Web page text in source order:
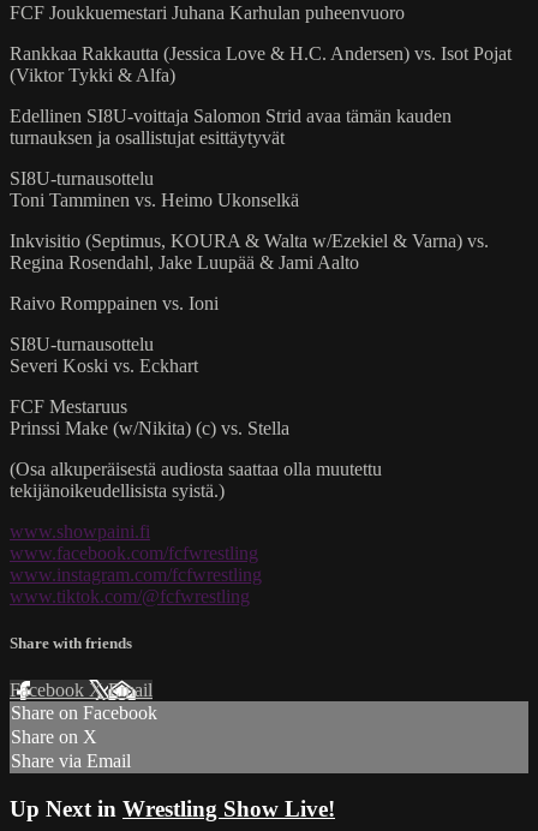
FCF Joukkuemestari Juhana Karhulan puheenvuoro
Rankkaa Rakkautta (Jessica Love & H.C. Andersen) vs. Isot Pojat
(Viktor Tykki & Alfa)
Edellinen SI8U-voittaja Salomon Strid avaa tämän kauden
turnauksen ja osallistujat esittäytyvät
SI8U-turnausottelu
Toni Tamminen vs. Heimo Ukonselkä
Inkvisitio (Septimus, KOURA & Walta w/Ezekiel & Varna) vs.
Regina Rosendahl, Jake Luupää & Jami Aalto
Raivo Romppainen vs. Ioni
SI8U-turnausottelu
Severi Koski vs. Eckhart
FCF Mestaruus
Prinssi Make (w/Nikita) (c) vs. Stella
(Osa alkuperäisestä audiosta saattaa olla muutettu
tekijänoikeudellisista syistä.)
www.showpaini.fi
www.facebook.com/fcfwrestling
www.instagram.com/fcfwrestling
www.tiktok.com/@fcfwrestling
Share with friends
Facebook XEmail
Share on Facebook
Share on X
Share via Email
Up Next in Wrestling Show Live!